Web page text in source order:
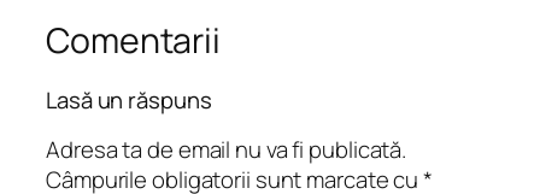
Comentarii
Lasă un răspuns
Adresa ta de email nu va fi publicată.
Câmpurile obligatorii sunt marcate cu*